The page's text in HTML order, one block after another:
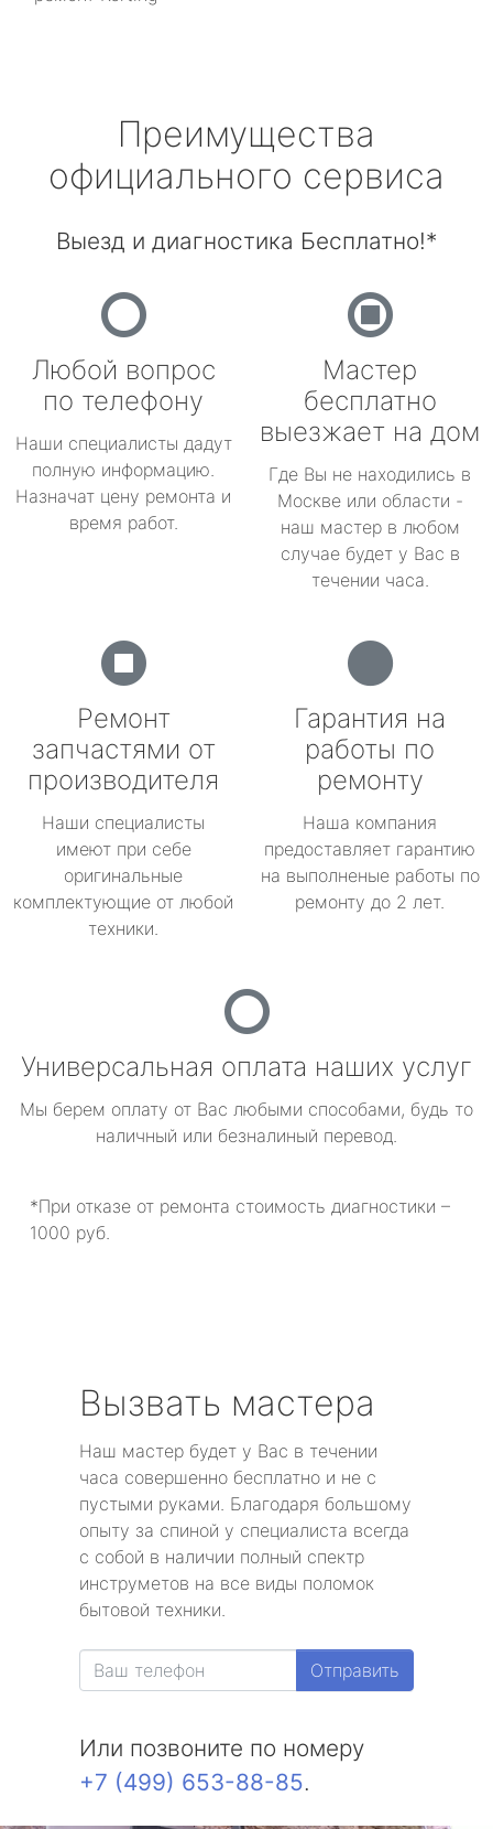
Преимущества
официального сервиса
Выезд и диагностика Бесплатно!*
Любой вопрос
по телефону
Наши специалисты дадут
полную информацию.
Назначат цену ремонта и
время работ.
Мастер
бесплатно
выезжает на дом
Где Вы не находились в
Москве или области -
наш мастер в любом
случае будет у Вас в
течении часа.
Ремонт
запчастями от
производителя
Наши специалисты
имеют при себе
оригинальные
комплектующие от любой
техники.
Гарантия на
работы по
ремонту
Наша компания
предоставляет гарантию
на выполненые работы по
ремонту до 2 лет.
Универсальная оплата наших услуг
Мы берем оплату от Вас любыми способами, будь то
наличный или безналиный перевод.
*При отказе от ремонта стоимость диагностики –
1000 руб.
Вызвать мастера
Наш мастер будет у Вас в течении
часа совершенно бесплатно и не с
пустыми руками. Благодаря большому
опыту за спиной у специалиста всегда
с собой в наличии полный спектр
инструметов на все виды поломок
бытовой техники.
Отправить
Или позвоните по номеру
+7 (499) 653-88-85.